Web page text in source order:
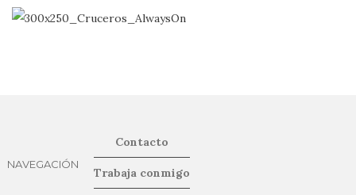
NAVEGACIÓN
Contacto
Trabaja conmigo